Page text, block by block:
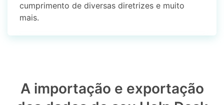
cumprimento de diversas diretrizes e muito
mais.
A importação e exportação